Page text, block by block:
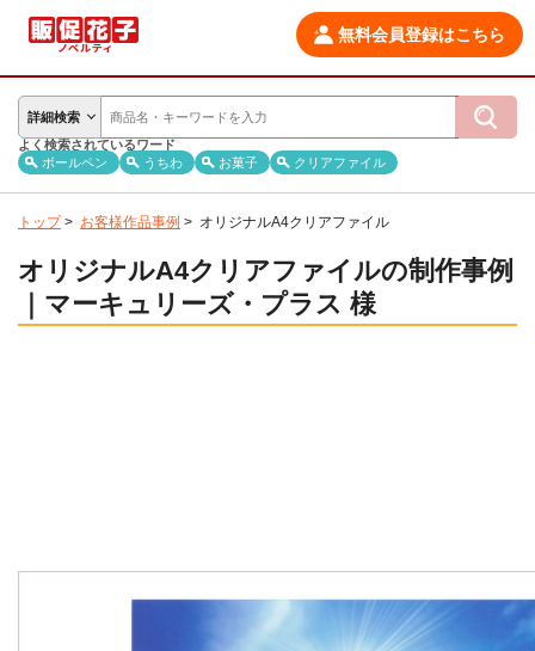
無料会員登録はこちら
詳細検索
よく検索されているワード
ボールペン
うちわ お菓子 クリアファイル
トップ> お客様作品事例 > オリジナルA4クリアファイル
オリジナルA4クリアファイルの制作事例
｜マーキュリーズ・プラス 様